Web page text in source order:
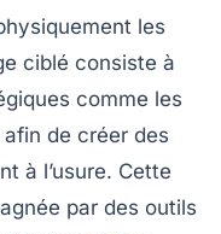
les
ciblé consiste à
comme les
de créer des
à l’usure. Cette
par des outils